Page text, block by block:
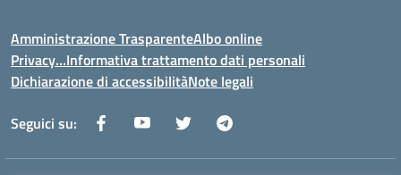
Amministrazione TrasparenteAlbo online
Privacy…Informativa trattamento dati personali
Dichiarazione di accessibilitàNote legali
Seguici su: